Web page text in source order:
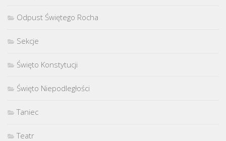
Odpust Świętego Rocha
Sekcje
Święto Konstytucji
Święto Niepodległości
Taniec
Teatr